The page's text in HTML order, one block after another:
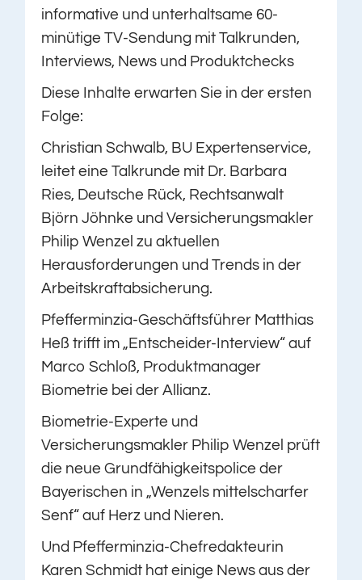
informative und unterhaltsame 60-
minütige TV-Sendung mit Talkrunden,
Interviews, News und Produktchecks
Diese Inhalte erwarten Sie in der ersten
Folge:
Christian Schwalb, BU Expertenservice,
leitet eine Talkrunde mit Dr. Barbara
Ries, Deutsche Rück, Rechtsanwalt
Björn Jöhnke und Versicherungsmakler
Philip Wenzel zu aktuellen
Herausforderungen und Trends in der
Arbeitskraftabsicherung.
Pfefferminzia-Geschäftsführer Matthias
Heß trifft im „Entscheider-Interview“ auf
Marco Schloß, Produktmanager
Biometrie bei der Allianz.
Biometrie-Experte und
Versicherungsmakler Philip Wenzel prüft
die neue Grundfähigkeitspolice der
Bayerischen in „Wenzels mittelscharfer
Senf“ auf Herz und Nieren.
Und Pfefferminzia-Chefredakteurin
Karen Schmidt hat einige News aus der